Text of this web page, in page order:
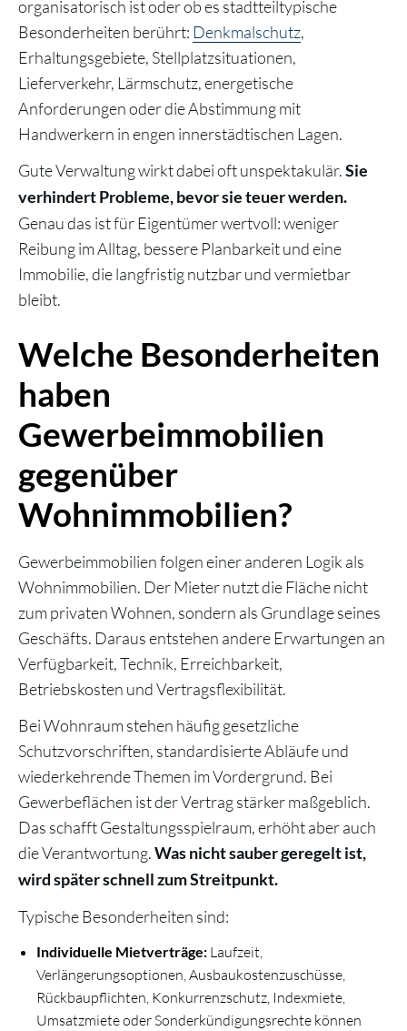
organisatorisch ist oder ob es stadtteiltypische
Besonderheiten berührt: Denkmalschutz,
Erhaltungsgebiete, Stellplatzsituationen,
Lieferverkehr, Lärmschutz, energetische
Anforderungen oder die Abstimmung mit
Handwerkern in engen innerstädtischen Lagen.
Gute Verwaltung wirkt dabei oft unspektakulär.Sie
verhindert Probleme, bevor sie teuer werden.
Genau das ist für Eigentümer wertvoll: weniger
Reibung im Alltag, bessere Planbarkeit und eine
Immobilie, die langfristig nutzbar und vermietbar
bleibt.
Welche Besonderheiten
haben
Gewerbeimmobilien
gegenüber
Wohnimmobilien?
Gewerbeimmobilien folgen einer anderen Logik als
Wohnimmobilien. Der Mieter nutzt die Fläche nicht
zum privaten Wohnen, sondern als Grundlage seines
Geschäfts. Daraus entstehen andere Erwartungen an
Verfügbarkeit, Technik, Erreichbarkeit,
Betriebskosten und Vertragsflexibilität.
Bei Wohnraum stehen häufig gesetzliche
Schutzvorschriften, standardisierte Abläufe und
wiederkehrende Themen im Vordergrund. Bei
Gewerbeflächen ist der Vertrag stärker maßgeblich.
Das schafft Gestaltungsspielraum, erhöht aber auch
die Verantwortung.Was nicht sauber geregelt ist,
wird später schnell zum Streitpunkt.
Typische Besonderheiten sind:
Individuelle Mietverträge: Laufzeit,
Verlängerungsoptionen, Ausbaukostenzuschüsse,
Rückbaupflichten, Konkurrenzschutz, Indexmiete,
Umsatzmiete oder Sonderkündigungsrechte können